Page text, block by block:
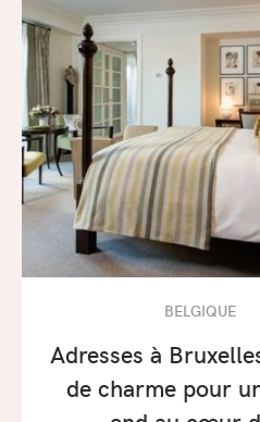
BELGIQUE
Adresses à
de charme pour